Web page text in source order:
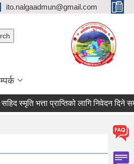
ito.nalgaadmun@gmail.com
भत्ता प्राप्तिको लागि निवेदन दिने सम्बन्धि